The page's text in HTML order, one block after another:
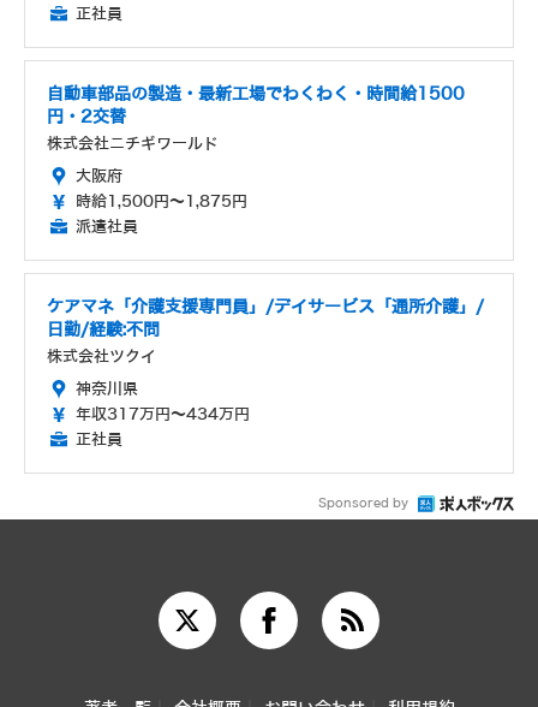
正社員
自動車部品の製造・最新工場でわくわく・時間給1500
円・2交替
株式会社ニチギワールド
大阪府
時給1,500円～1,875円
派遣社員
ケアマネ「介護支援専門員」/デイサービス「通所介護」/
日勤/経験:不問
株式会社ツクイ
神奈川県
年収317万円～434万円
正社員
Sponsored by